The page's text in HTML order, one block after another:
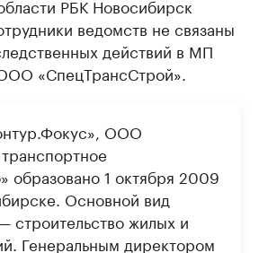
РБК Новосибирск
ведомств не связаны
действий в МП
«СпецТрансСтрой».
ООО
образовано 1 октября 2009
Основной вид
строительство жилых и
Генеральным директором